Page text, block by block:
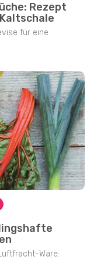
Rezept
für eine
Ware: